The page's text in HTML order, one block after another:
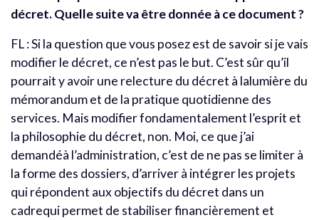
décret. Quelle suite va être donnée à ce document ?
FL : Si la question que vous posez est de savoir si je vais
modifier le décret, ce n’est pas le but. C’est sûr qu’il
pourrait y avoir une relecture du décret à lalumière du
mémorandum et de la pratique quotidienne des
services. Mais modifier fondamentalement l’esprit et
la philosophie du décret, non. Moi, ce que j’ai
demandéà l’administration, c’est de ne pas se limiter à
la forme des dossiers, d’arriver à intégrer les projets
qui répondent aux objectifs du décret dans un
cadrequi permet de stabiliser financièrement et